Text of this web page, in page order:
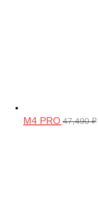
M4 PRO 47,490₽